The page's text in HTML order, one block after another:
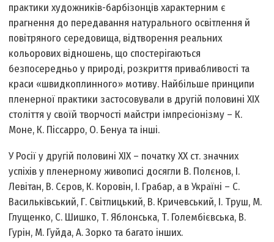
практики художників-барбізонців характерним є
прагнення до передавання натурального освітлення й
повітряного середовища, відтворення реальних
кольорових відношень, що спостерігаються
безпосередньо у природі, розкриття привабливості та
краси «швидкоплинного» мотиву. Найбільше принципи
пленерної практики застосовували в другій половині XIX
століття у своїй творчості майстри імпресіонізму – К.
Моне, К. Піссарро, О. Бенуа та інші.
У Росії у другій половині XIX – початку XX ст. значних
успіхів у пленерному живописі досягли В. Полєнов, І.
Левітан, В. Сєров, К. Коровін, І. Грабар, а в Україні – С.
Васильківський, Г. Світлицький, В. Кричевський, І. Труш, М.
Глущенко, С. Шишко, Т. Яблонська, Т. Голембієвська, В.
Гурін, М. Гуйда, А. Зорко та багато інших.